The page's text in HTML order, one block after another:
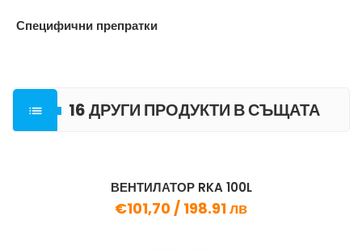
Специфични препратки

16 ДРУГИ ПРОДУКТИ В СЪЩАТА
ВЕНТИЛАТОР RKA 100L
€101,70 / 198.91 лв